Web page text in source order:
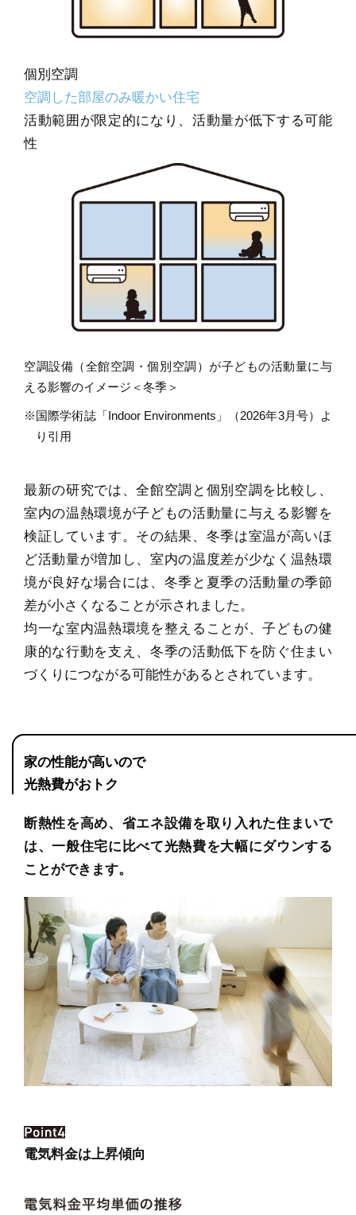
個別空調
空調した部屋のみ暖かい住宅
活動範囲が限定的になり、活動量が低下する可能
性
空調設備（全館空調・個別空調）が子どもの活動量に与
える影響のイメージ＜冬季＞
※国際学術誌「Indoor Environments」（2026年3月号）よ
り引用
最新の研究では、全館空調と個別空調を比較し、
室内の温熱環境が子どもの活動量に与える影響を
検証しています。その結果、冬季は室温が高いほ
ど活動量が増加し、室内の温度差が少なく温熱環
境が良好な場合には、冬季と夏季の活動量の季節
差が小さくなることが示されました。
均一な室内温熱環境を整えることが、子どもの健
康的な行動を支え、冬季の活動低下を防ぐ住まい
づくりにつながる可能性があるとされています。
家の性能が高いので
光熱費がおトク
断熱性を高め、省エネ設備を取り入れた住まいで
は、一般住宅に比べて光熱費を大幅にダウンする
ことができます。
電気料金は上昇傾向